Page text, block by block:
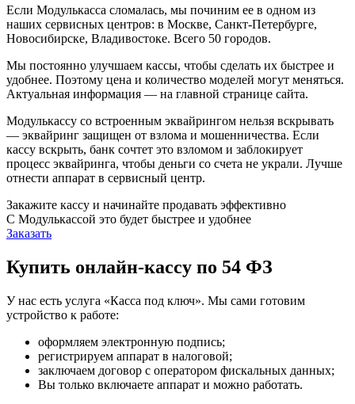
Если Модулькасса сломалась, мы починим ее в одном из
наших сервисных центров: в Москве, Санкт-Петербурге,
Новосибирске, Владивостоке. Всего 50 городов.
Мы постоянно улучшаем кассы, чтобы сделать их быстрее и
удобнее. Поэтому цена и количество моделей могут меняться.
Актуальная информация — на главной странице сайта.
Модулькассу со встроенным эквайрингом нельзя вскрывать
— эквайринг защищен от взлома и мошенничества. Если
кассу вскрыть, банк сочтет это взломом и заблокирует
процесс эквайринга, чтобы деньги со счета не украли. Лучше
отнести аппарат в сервисный центр.
Закажите кассу и начинайте продавать эффективно
С Модулькассой это будет быстрее и удобнее
Заказать
Купить онлайн-кассу по 54 ФЗ
У нас есть услуга «Касса под ключ». Мы сами готовим
устройство к работе:
оформляем электронную подпись;
регистрируем аппарат в налоговой;
заключаем договор с оператором фискальных данных;
Вы только включаете аппарат и можно работать.